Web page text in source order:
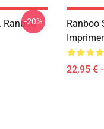
Ranboo
-20%
Ranboo
22,95 €